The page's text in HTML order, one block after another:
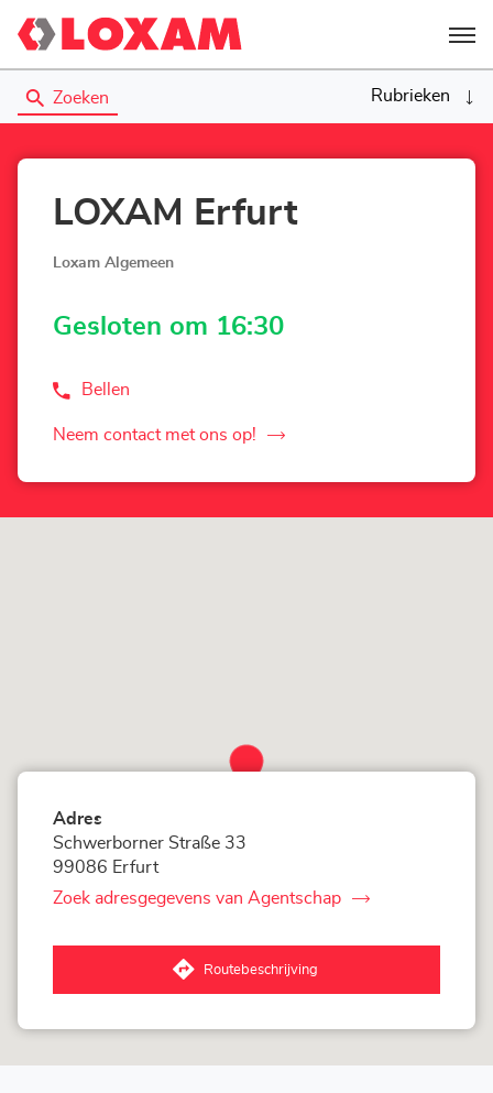
Menu
Zoeken Rubrieken
LOXAM Erfurt
Loxam Algemeen
Gesloten om 16:30
Bellen
de
LOXAM
Neem contact met ons op!
de
Erfurt
Adres
Schwerborner Straße 33
99086 Erfurt
Zoek adresgegevens van Agentschap
van
Routebeschrijving
naar
Agentschap